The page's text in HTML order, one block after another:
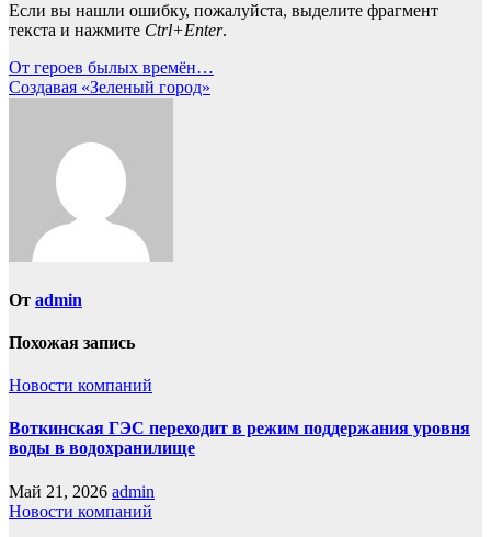
Если вы нашли ошибку, пожалуйста, выделите фрагмент
текста и нажмите Ctrl+Enter.
Навигация
по
От героев былых времён…
Создавая «Зеленый город»
От admin
Похожая запись
Новости компаний
Воткинская ГЭС переходит в режим поддержания уровня
воды в водохранилище
Май 21, 2026 admin
Новости компаний